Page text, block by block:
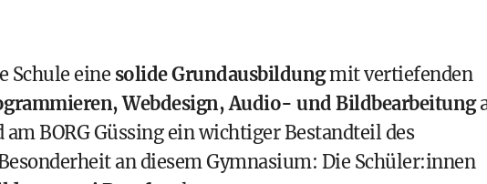
Schule eine solide Grundausbildungmit vertiefenden
Webdesign, Audio- und Bildbearbeitung
BORG Güssing ein wichtiger Bestandteil des
an diesemGymnasium: Die Schüler:innen